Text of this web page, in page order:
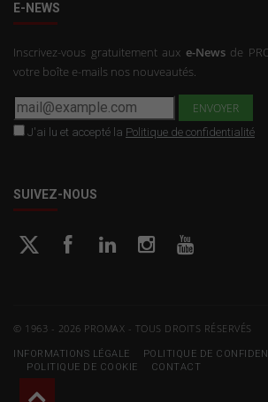
E-NEWS
Inscrivez-vous gratuitement aux e-Newsde
votre boîte e-mails nos nouveautés.
J'ai lu et accepté la Politique de confidentialité
SUIVEZ-NOUS
© 1963 - 2026 PROMAX - TOUS DROITS RÉSERVÉS
INFORMATIONS LÉGALE
POLITIQUE DE
POLITIQUE DE COOKIE
CONTACT